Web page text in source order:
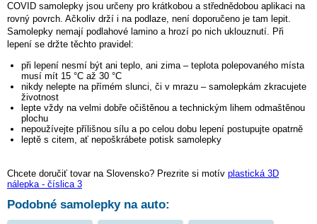
COVID samolepky jsou určeny pro krátkobou a střednědobou aplikaci na
rovný povrch. Ačkoliv drží i na podlaze, není doporučeno je tam lepit.
Samolepky nemají podlahové lamino a hrozí po nich uklouznutí. Při
lepení se držte těchto pravidel:
při lepení nesmí být ani teplo, ani zima – teplota polepovaného místa
musí mít 15 °C až 30 °C
nikdy nelepte na přímém slunci, či v mrazu – samolepkám zkracujete
životnost
lepte vždy na velmi dobře očištěnou a technickým lihem odmaštěnou
plochu
nepoužívejte přílišnou sílu a po celou dobu lepení postupujte opatrně
leptě s citem, ať nepoškrábete potisk samolepky
Chcete doručiť tovar na Slovensko? Prezrite si motív plastická 3D
nálepka - číslica 3
Podobné samolepky na auto: